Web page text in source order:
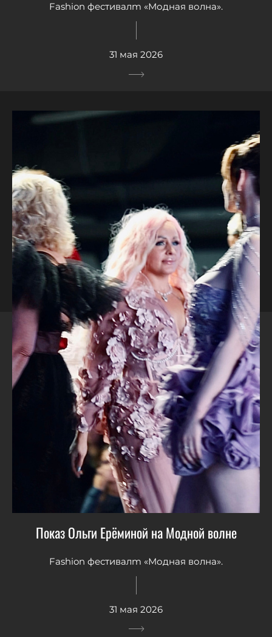
Fashion фестивалm «Модная волна».
31 мая 2026
Показ Ольги Ерёминой на Модной волне
Fashion фестивалm «Модная волна».
31 мая 2026